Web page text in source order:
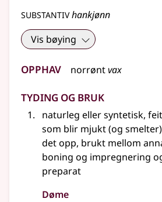
substantivhankjønn
Vis bøying
Opphav norrøntvax
Tyding og bruk
naturleg ellersyntetisk,
som blir mjukt (og
det opp, brukt mellom
boning og impregnering
preparat
Døme